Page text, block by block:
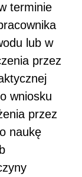
terminie
lub w
przez
wniosku
przez
naukę